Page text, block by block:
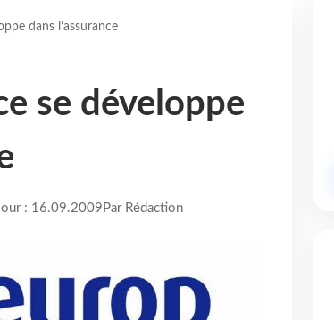
dans l’assurance
se développe
: 16.09.2009 Par Rédaction